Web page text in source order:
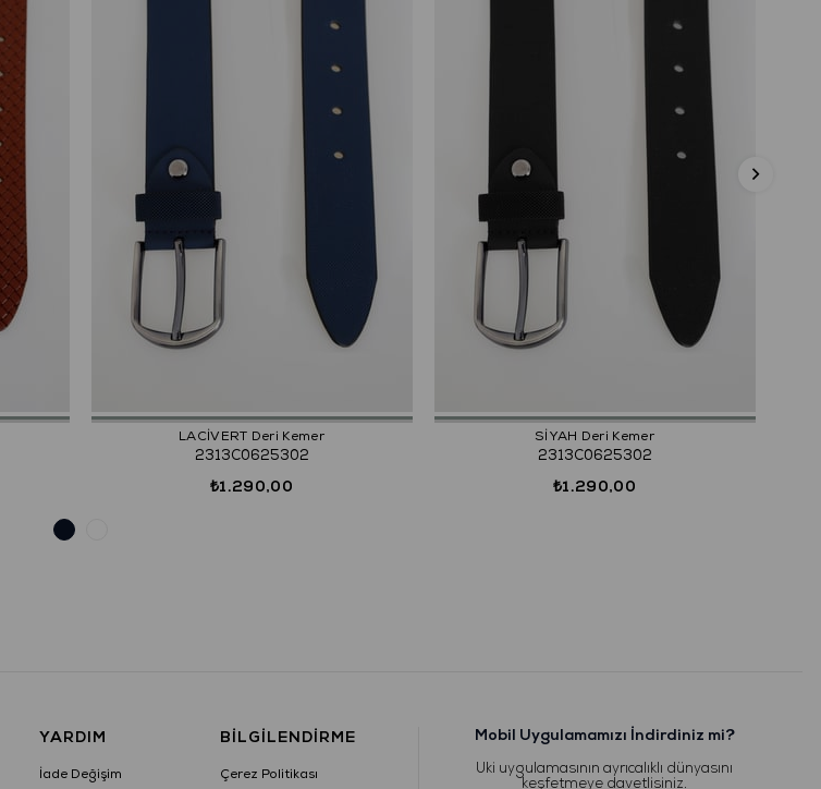
LACİVERT Deri Kemer
2313C0625302
₺1.290,00
SİYAH Deri Kemer
2313C0625302
₺1.290,00
YARDIM
İade Değişim
BILGILENDIRME
Çerez Politikası
Mobil Uygulamamızı İndirdiniz mi?
Uki uygulamasının ayrıcalıklı dünyasını
keşfetmeye davetlisiniz.